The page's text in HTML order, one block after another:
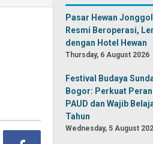
Pasar Hewan Jonggol
Resmi Beroperasi,
dengan Hotel Hewan
Thursday, 6 August 2026
Festival Budaya
Bogor: Perkuat Peran
PAUD dan Wajib
Tahun
Wednesday, 5 August